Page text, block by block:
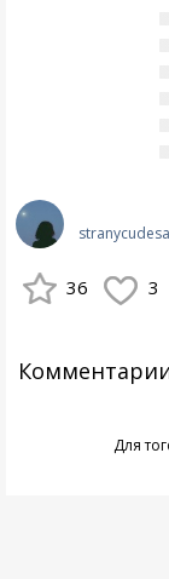
stranycudesa
36 3
Для